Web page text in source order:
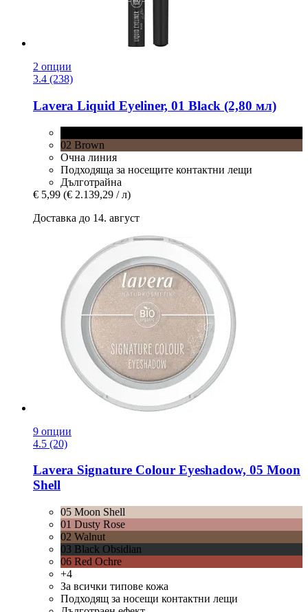
2 опции
3.4 (238)
Lavera Liquid Eyeliner, 01 Black (2,80 мл)
02 Brown
Очна линия
Подходяща за носещите контактни лещи
Дълготрайна
€ 5,99 (€ 2.139,29 / л)
Доставка до 14. август
9 опции
4.5 (20)
Lavera Signature Colour Eyeshadow, 05 Moon
Shell
05 Moon Shell
01 Dusty Rose
02 Walnut
03 Black Obsidian
06 Red Ochre
+4
За всички типове кожа
Подходящ за носещи контактни лещи